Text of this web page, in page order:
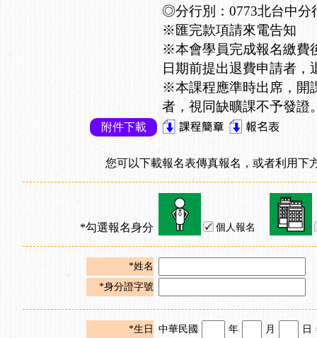
◎分行別：0773北台中分
※匯完款項請來電告知
※本會學員完成報名繳費
日期前提出退費申請者，
※本課程應準時出席，開
者，視同缺曠課不予發證
附件下載
您可以下載報名表傳真報名，或者利用下
*勾選報名身分 個人報名
*姓名
*身分證字號
*生日 中華民國 年 月 日